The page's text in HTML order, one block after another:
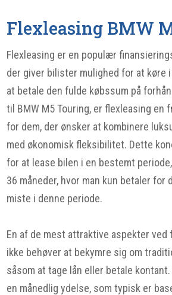
Flexleasing BMW
Flexleasing er en populær
der giver bilister mulighed for at køre
at betale den fulde købssum på
til BMW M5 Touring, er flexleasing en
for dem, der ønsker at kombinere
med økonomisk fleksibilitet. Dette
for at lease bilen i en bestemt
36 måneder, hvor man kun betaler for
miste i denne periode.
En af de mest attraktive aspekter ved
ikke behøver at bekymre sig om
såsom at tage lån eller betale
en månedlig ydelse, som typisk er